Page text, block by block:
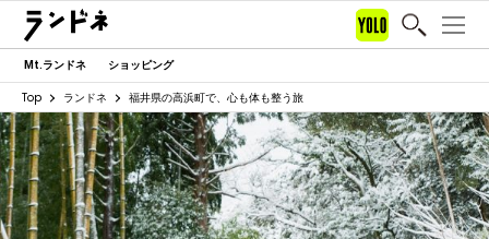
Mt.ランドネ ショッピング
Top ランドネ 福井県の高浜町で、心も体も整う旅